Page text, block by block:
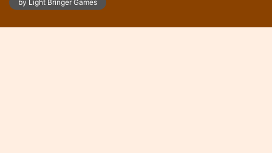
by Light Bringer Games